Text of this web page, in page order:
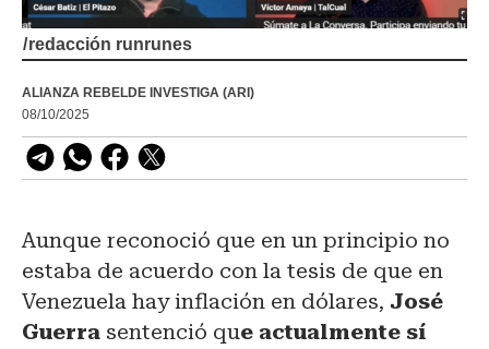
/redacción runrunes
ALIANZA REBELDE INVESTIGA (ARI)
08/10/2025
Aunque reconoció que en un principio no
estaba de acuerdo con la tesis de que en
Venezuela hay inflación en dólares, José
Guerra sentenció que actualmente sí